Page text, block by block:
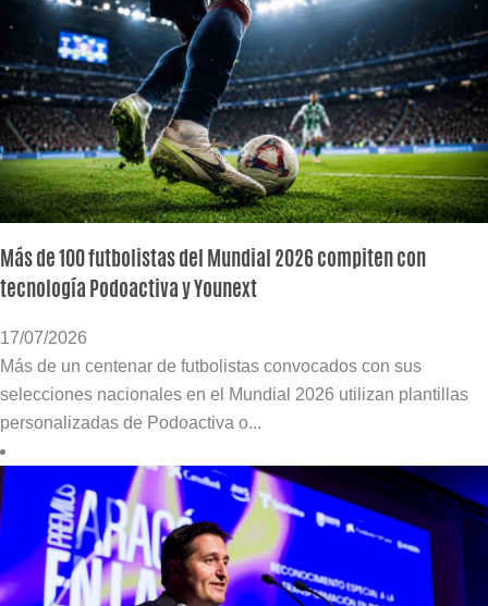
Más de 100 futbolistas del Mundial 2026 compiten con
tecnología Podoactiva y Younext
17/07/2026
Más de un centenar de futbolistas convocados con sus
selecciones nacionales en el Mundial 2026 utilizan plantillas
personalizadas de Podoactiva o...